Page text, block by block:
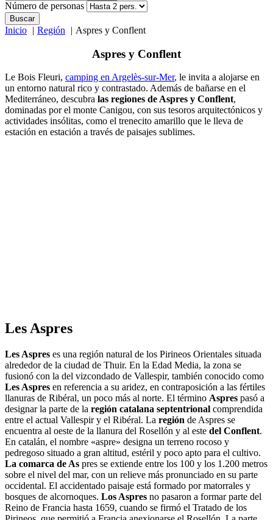
Número de personas
Buscar
Inicio Región Aspres y Conflent
Aspres y Conflent
Le Bois Fleuri, camping en Argelès-sur-Mer, le invita a alojarse en
un entorno natural rico y contrastado. Además de bañarse en el
Mediterráneo, descubra las regiones de Aspres y Conflent,
dominadas por el monte Canigou, con sus tesoros arquitectónicos y
actividades insólitas, como el trenecito amarillo que le lleva de
estación en estación a través de paisajes sublimes.
Les Aspres
Les Aspres es una región natural de los Pirineos Orientales situada
alrededor de la ciudad de Thuir. En la Edad Media, la zona se
fusionó con la del vizcondado de Vallespir, también conocido como
Les Aspres en referencia a su aridez, en contraposición a las fértiles
llanuras de Ribéral, un poco más al norte. El término Aspres pasó a
designar la parte de la región catalana septentrional comprendida
entre el actual Vallespir y el Ribéral. La región de Aspres se
encuentra al oeste de la llanura del Rosellón y al este del Conflent.
En catalán, el nombre «aspre» designa un terreno rocoso y
pedregoso situado a gran altitud, estéril y poco apto para el cultivo.
La comarca de As pres se extiende entre los 100 y los 1.200 metros
sobre el nivel del mar, con un relieve más pronunciado en su parte
occidental. El accidentado paisaje está formado por matorrales y
bosques de alcornoques. Los Aspres no pasaron a formar parte del
Reino de Francia hasta 1659, cuando se firmó el Tratado de los